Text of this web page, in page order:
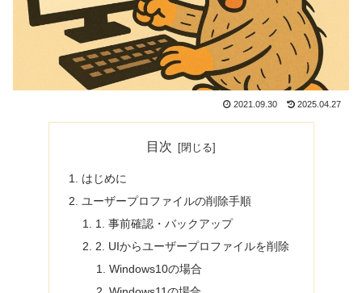
2021.09.30 2025.04.27
目次
はじめに
ユーザープロファイルの削除手順
1. 事前確認・バックアップ
2. UIからユーザープロファイルを削除
Windows10の場合